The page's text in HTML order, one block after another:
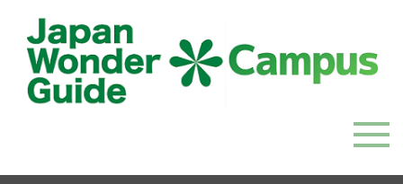
content
JapanWonderGuide Campus
「日本のガイドの質を世界一に」を目指すガイドコミ